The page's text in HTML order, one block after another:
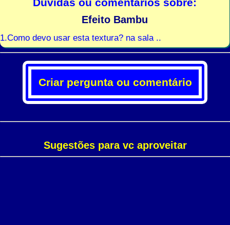
Efeito Bambu
1.Como devo usar esta textura? na sala ..
Criar pergunta ou comentário
Sugestões para vc aproveitar